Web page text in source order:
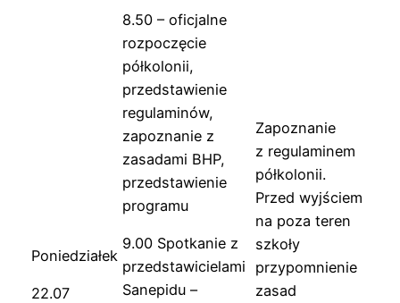
Poniedziałek
22.07
8.50 – oficjalne
rozpoczęcie
półkolonii,
przedstawienie
regulaminów,
zapoznanie z
zasadami BHP,
przedstawienie
programu
9.00 Spotkanie z
przedstawicielami
Sanepidu –
Zapoznanie
z regulaminem
półkolonii.
Przed wyjściem
na poza teren
szkoły
przypomnienie
zasad